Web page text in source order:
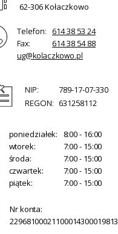
62-306 Kołaczkowo
Telefon:
614 38 53 24
Fax:
614 38 54 88
ug@kolaczkowo.pl
NIP:
789-17-07-330
REGON: 631258112
poniedziałek:
8:00 - 16:00
wtorek:
7:00 - 15:00
środa:
7:00 - 15:00
czwartek:
7:00 - 15:00
piątek:
7:00 - 15:00
Nr konta:
22968100021100014300019813